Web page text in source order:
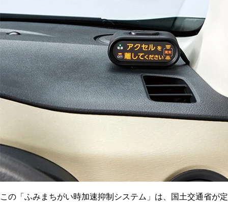
この「ふみまちがい時加速抑制システム」は、国土交通省が定